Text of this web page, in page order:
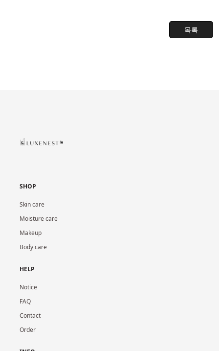
목록
SHOP
Skin care
Moisture care
Makeup
Body care
HELP
Notice
FAQ
Contact
Order